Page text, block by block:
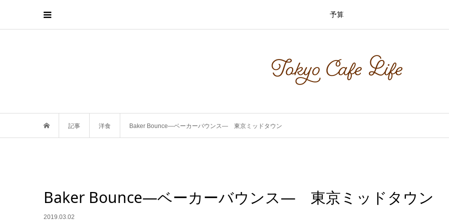
予算
記事 洋食 Baker Bounce―ベーカーバウンス― 東京ミッドタウン
Baker Bounce―ベーカーバウンス― 東京ミッドタウン
2019.03.02